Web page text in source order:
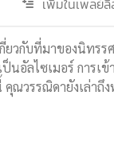
เพิ่มในเพลย์
วกับที่มาของนิทรร
อัลไซเมอร์ การเข้
ณวรรณิดายังเล่าถึง